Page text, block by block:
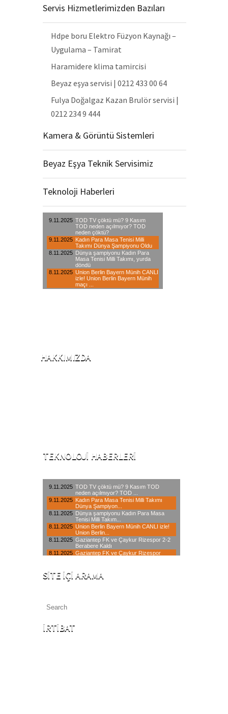
Servis Hizmetlerimizden Bazıları
Hdpe boru Elektro Füzyon Kaynağı –
Uygulama – Tamirat
Haramidere klima tamircisi
Beyaz eşya servisi | 0212 433 00 64
Fulya Doğalgaz Kazan Brulör servisi |
0212 234 9 444
Kamera & Görüntü Sistemleri
Beyaz Eşya Teknik Servisimiz
Teknoloji Haberleri
HAKKIMIZDA
TEKNOLOJI HABERLERI
SITE İÇI ARAMA
İRTIBAT